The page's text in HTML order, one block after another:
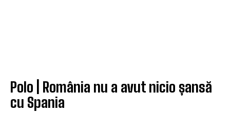
Polo | România nu a avut nicio șansă
cu Spania